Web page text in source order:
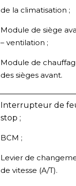
de la climatisation ;
Module de siège
– ventilation ;
Module de
des sièges avant.
Interrupteur de
stop ;
BCM ;
Levier de
de vitesse (A/T).